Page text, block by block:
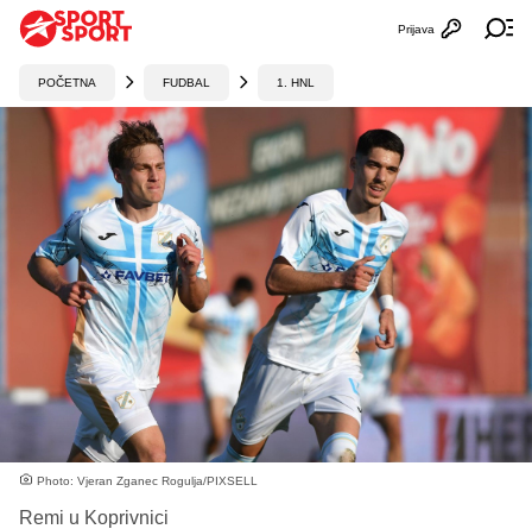
Otvori
Prijava
POČETNA FUDBAL 1. HNL
Photo: Vjeran Zganec Rogulja/PIXSELL
Remi u Koprivnici